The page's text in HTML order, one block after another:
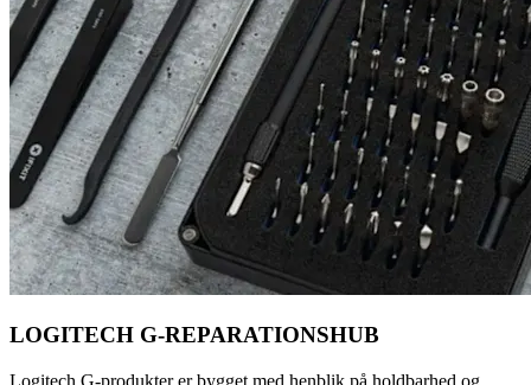
LOGITECH G-REPARATIONSHUB
Logitech G-produkter er bygget med henblik på holdbarhed og